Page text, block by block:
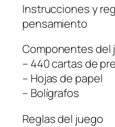
Instrucciones y
pensamiento
Componentes del
– 440 cartas de
– Hojas de papel
– Bolígrafos
Reglas del juego